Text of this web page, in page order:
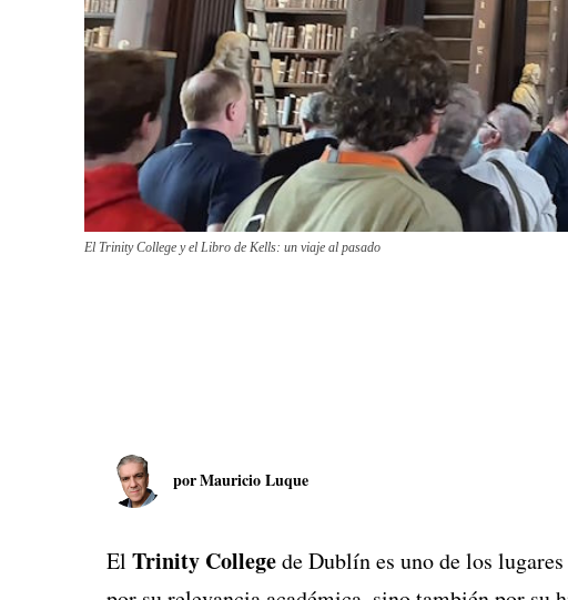
El Trinity College y el Libro de Kells: un viaje al pasado
porMauricio Luque
El Trinity Collegede Dublín es uno de los